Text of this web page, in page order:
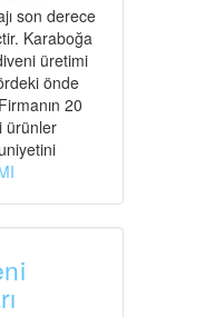
son derece
Karaboğa
üretimi
önde
20
ürünler